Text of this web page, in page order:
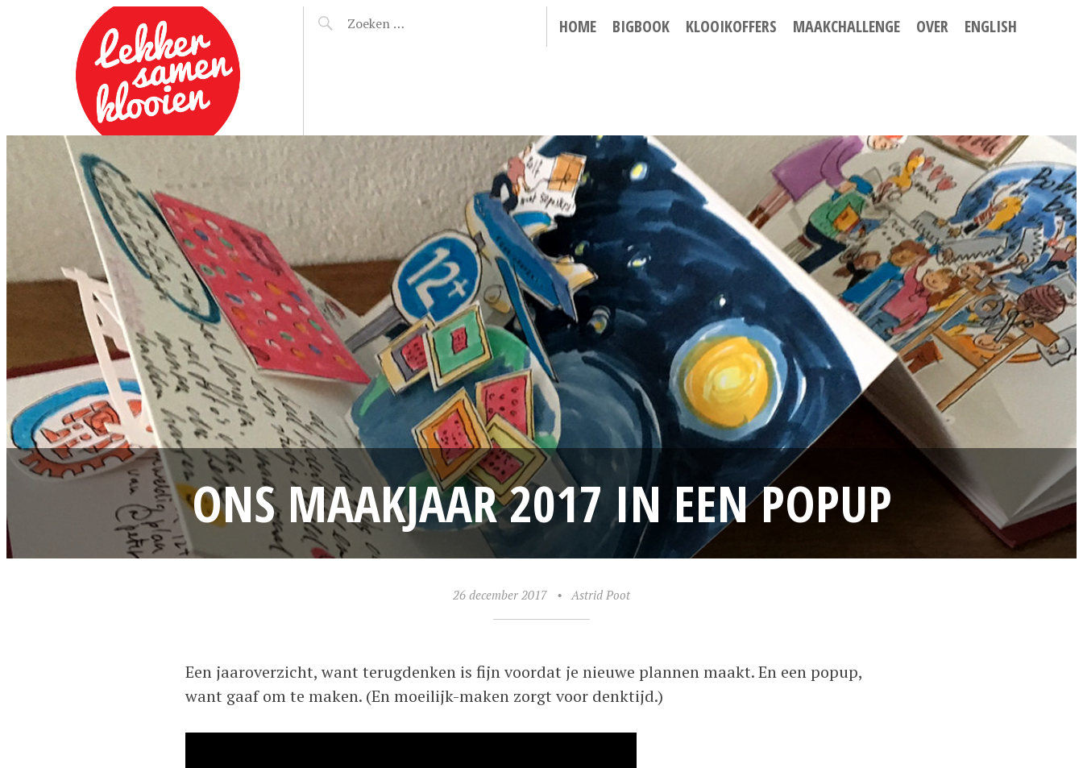
LEKKER SAMEN
KLOOIEN
HOME BIGBOOK KLOOIKOFFERS MAAKCHALLENGE OVER ENGLISH
ONS MAAKJAAR 2017 IN EEN POPUP
26 december 2017 • Astrid Poot
Een jaaroverzicht, want terugdenken is fijn voordat je nieuwe plannen maakt. En een popup,
want gaaf om te maken. (En moeilijk-maken zorgt voor denktijd.)